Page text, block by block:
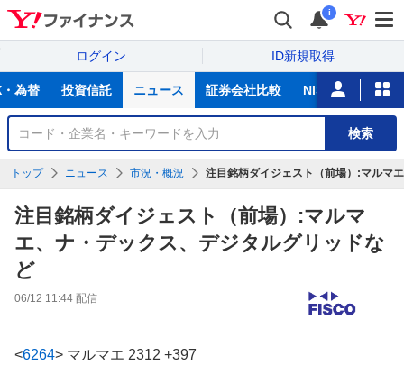
i
ログイン ID新規取得
サ
為替 投資信託 ニュース 証券会社比較 NISA カード
銘
検
索
検索
トップ ニュース 市況・概況 注目銘柄ダイジェスト（前場）:マルマ
注目銘柄ダイジェスト（前場）:マルマ
エ、ナ・デックス、デジタルグリッドな
ど
06/12 11:44 配信
<6264> マルマエ 2312 +397